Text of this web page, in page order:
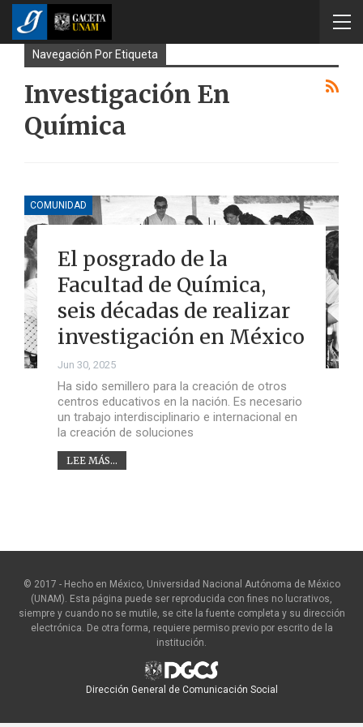
Navegación Por Etiqueta
Investigación En
Química
COMUNIDAD
El posgrado de la
Facultad de Química,
seis décadas de realizar
investigación en México
Jun 30, 2025
Ha sido semillero para la creación de otros
centros educativos en la nación. Es necesario
un trabajo interdisciplinario e internacional en
la creación de soluciones
LEE MÁS...
© 2017 - Hecho en México, Universidad Nacional Autónoma de México
(UNAM). Esta página puede ser reproducida con fines no lucrativos,
siempre y cuando no se mutile, se cite la fuente completa y su dirección
electrónica. De otra forma, requiere permiso previo por escrito de la
institución.
Dirección General de Comunicación Social